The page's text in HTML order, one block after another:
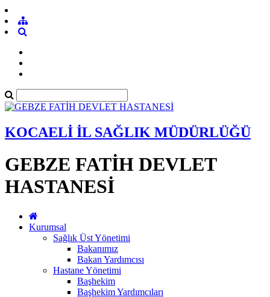
KOCAELİ İL SAĞLIK MÜDÜRLÜĞÜ
GEBZE FATİH DEVLET
HASTANESİ
Kurumsal
Sağlık Üst Yönetimi
Bakanımız
Bakan Yardımcısı
Hastane Yönetimi
Başhekim
Başhekim Yardımcıları